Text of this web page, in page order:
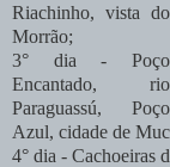
Riachinho, vista do
Morrão;
3° dia -Poço
Encantado, rio
Paraguassú, Poço
Azul, cidade de
4° dia -Cachoeiras